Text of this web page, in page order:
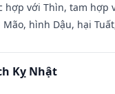
hợp với Thìn, tam hợp
Mão, hình Dậu, hại
Kỵ Nhật